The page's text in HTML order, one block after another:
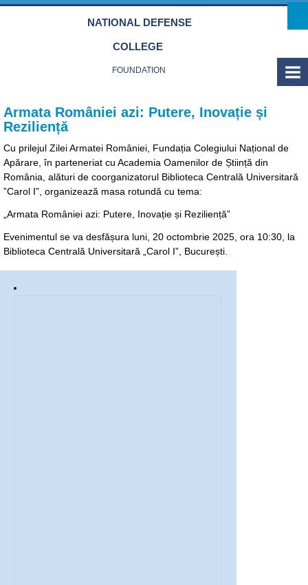
Skip to main content
NATIONAL DEFENSE
COLLEGE
FOUNDATION
Armata României azi: Putere, Inovație și
Reziliență
Cu prilejul Zilei Armatei României, Fundația Colegiului Național de
Apărare, în parteneriat cu Academia Oamenilor de Știință din
România, alături de coorganizatorul Biblioteca Centrală Universitară
”Carol I”, organizează masa rotundă cu tema:
„Armata României azi: Putere, Inovație și Reziliență”
Evenimentul se va desfășura luni, 20 octombrie 2025, ora 10:30, la
Biblioteca Centrală Universitară „Carol I”, București.